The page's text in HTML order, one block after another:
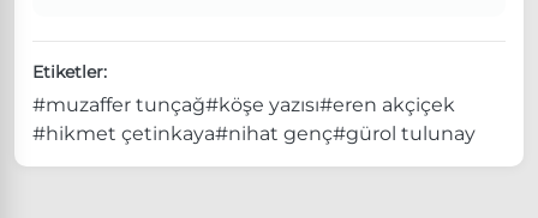
Etiketler:
#muzaffer tunçağ#köşe yazısı#eren akçiçek
#hikmet çetinkaya#nihat genç#gürol tulunay